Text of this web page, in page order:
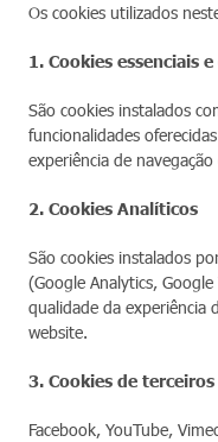
Os cookies utilizados
1. Cookies essenciais
São cookies instalados
funcionalidades
experiência de
2. Cookies Analíticos
São cookies instalados
(Google Analytics,
qualidade da experiência
website.
3. Cookies de terceiros
Facebook, YouTube,